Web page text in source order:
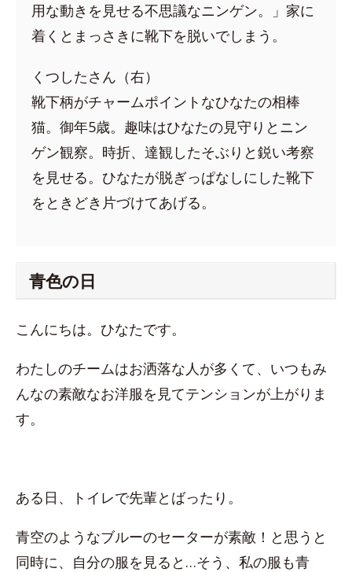
用な動きを見せる不思議なニンゲン。」家に
着くとまっさきに靴下を脱いでしまう。
くつしたさん（右）
靴下柄がチャームポイントなひなたの相棒
猫。御年5歳。趣味はひなたの見守りとニン
ゲン観察。時折、達観したそぶりと鋭い考察
を見せる。ひなたが脱ぎっぱなしにした靴下
をときどき片づけてあげる。
青色の日
こんにちは。ひなたです。
わたしのチームはお洒落な人が多くて、いつもみ
んなの素敵なお洋服を見てテンションが上がりま
す。
ある日、トイレで先輩とばったり。
青空のようなブルーのセーターが素敵！と思うと
同時に、自分の服を見ると…そう、私の服も青